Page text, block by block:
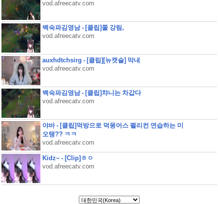
vod.afreecatv.com
백숙파김영남 - [클립]쭐 강림,
vod.afreecatv.com
auxhdtchsirg - [클립][뉴캣슬] 막내
vod.afreecatv.com
백숙파김영남 - [클립]챠니는 차갑다
vod.afreecatv.com
야바 - [클립]먹방으로 덕몽어스 펠리컨 연습하는 미
오탱?? ㅋㅋ
vod.afreecatv.com
Kidz~ - [Clip]ㅎㅇ
vod.afreecatv.com